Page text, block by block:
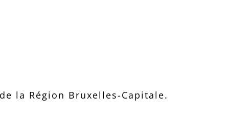
la Région Bruxelles-Capitale.